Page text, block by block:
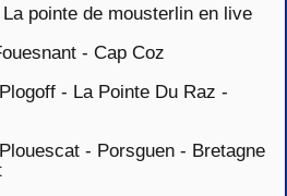
pointe de mousterlin en live
- Cap Coz
- La Pointe Du Raz -
- Porsguen - Bretagne